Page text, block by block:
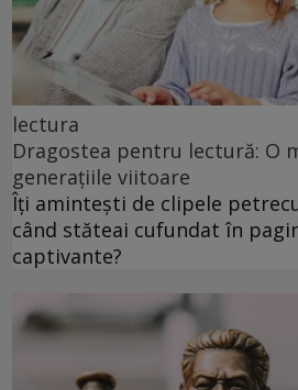
lectura
Dragostea pentru lectură: O
generațiile viitoare
Îți amintești de clipele
când stăteai cufundat în
captivante?